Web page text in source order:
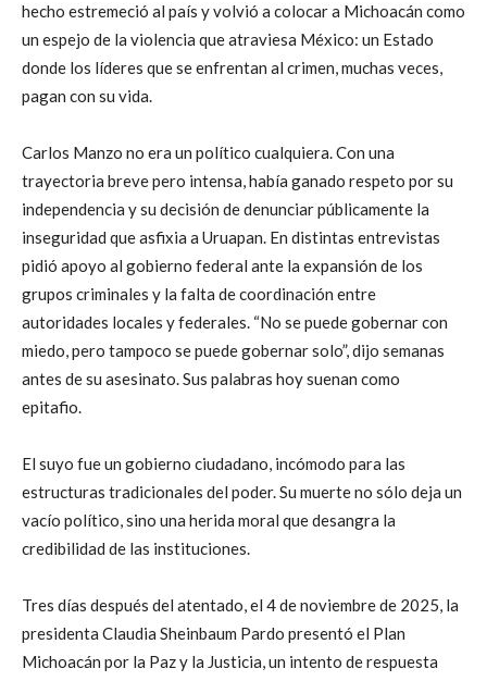
hecho estremeció al país y volvió a colocar a Michoacán como
un espejo de la violencia que atraviesa México: un Estado
donde los líderes que se enfrentan al crimen, muchas veces,
pagan con su vida.
Carlos Manzo no era un político cualquiera. Con una
trayectoria breve pero intensa, había ganado respeto por su
independencia y su decisión de denunciar públicamente la
inseguridad que asfixia a Uruapan. En distintas entrevistas
pidió apoyo al gobierno federal ante la expansión de los
grupos criminales y la falta de coordinación entre
autoridades locales y federales. “No se puede gobernar con
miedo, pero tampoco se puede gobernar solo”, dijo semanas
antes de su asesinato. Sus palabras hoy suenan como
epitafio.
El suyo fue un gobierno ciudadano, incómodo para las
estructuras tradicionales del poder. Su muerte no sólo deja un
vacío político, sino una herida moral que desangra la
credibilidad de las instituciones.
Tres días después del atentado, el 4 de noviembre de 2025, la
presidenta Claudia Sheinbaum Pardo presentó el Plan
Michoacán por la Paz y la Justicia, un intento de respuesta